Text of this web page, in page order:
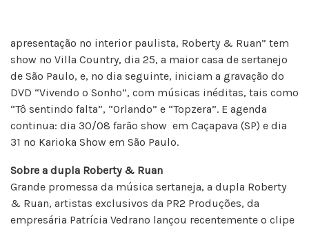
apresentação no interior paulista, Roberty & Ruan” tem
show no Villa Country, dia 25, a maior casa de sertanejo
de São Paulo, e, no dia seguinte, iniciam a gravação do
DVD “Vivendo o Sonho”, com músicas inéditas, tais como
“Tô sentindo falta”, “Orlando” e “Topzera”. E agenda
continua: dia 30/08 farão show em Caçapava (SP) e dia
31 no Karioka Show em São Paulo.
Sobre a dupla Roberty & Ruan
Grande promessa da música sertaneja, a dupla Roberty
& Ruan, artistas exclusivos da PR2 Produções, da
empresária Patrícia Vedrano lançou recentemente o clipe